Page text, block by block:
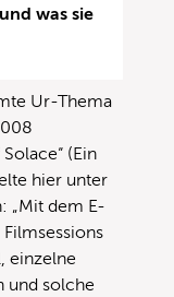
was sie
Ur-Thema
(Ein
hier unter
„Mit dem E-
einzelne
und solche